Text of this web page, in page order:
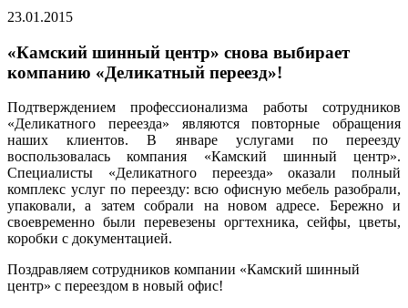
23.01.2015
«Камский шинный центр» снова выбирает
компанию «Деликатный переезд»!
Подтверждением профессионализма работы сотрудников
«Деликатного переезда» являются повторные обращения
наших клиентов. В январе услугами по переезду
воспользовалась компания «Камский шинный центр».
Специалисты «Деликатного переезда» оказали полный
комплекс услуг по переезду: всю офисную мебель разобрали,
упаковали, а затем собрали на новом адресе. Бережно и
своевременно были перевезены оргтехника, сейфы, цветы,
коробки с документацией.
Поздравляем сотрудников компании «Камский шинный
центр» с переездом в новый офис!